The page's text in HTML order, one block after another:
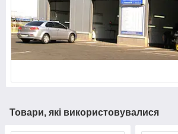
Товари, які використовувалися